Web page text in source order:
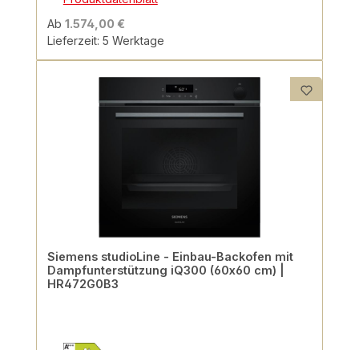
Ab 1.574,00 €
Lieferzeit: 5 Werktage
Siemens studioLine - Einbau-Backofen mit
Dampfunterstützung iQ300 (60x60 cm) |
HR472G0B3